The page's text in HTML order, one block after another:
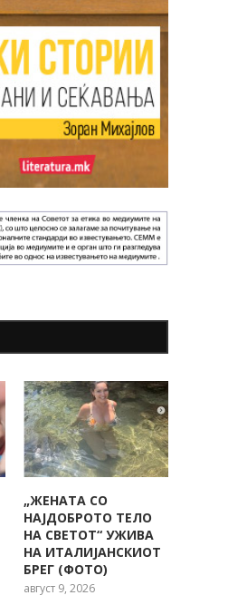
„ЖЕНАТА СО
НАЈДОБРОТО ТЕЛО
НА СВЕТОТ“ УЖИВА
НА ИТАЛИЈАНСКИОТ
БРЕГ (ФОТО)
август 9, 2026